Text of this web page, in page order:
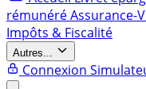
rémunéréAssurance-
Impôts & Fiscalité
Autres...
Connexion